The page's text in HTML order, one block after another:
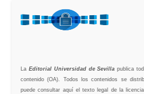
La Editorial Universidad de Sevilla publica
contenido (OA). Todos los contenidos se
puede consultar aquí el texto legal de la